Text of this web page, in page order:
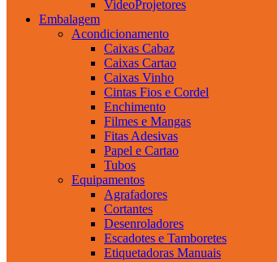
VideoProjetores
Embalagem
Acondicionamento
Caixas Cabaz
Caixas Cartao
Caixas Vinho
Cintas Fios e Cordel
Enchimento
Filmes e Mangas
Fitas Adesivas
Papel e Cartao
Tubos
Equipamentos
Agrafadores
Cortantes
Desenroladores
Escadotes e Tamboretes
Etiquetadoras Manuais